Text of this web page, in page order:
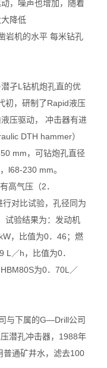
，噪声也增加，随着
降低
岩机的水平 每米钻孔
孑L钻机炮孔直的优
初，研制了Rapid液压
压驱动， 冲击器有进
DTH hammer）
mm，可钻炮孔直径
l68-230 mm。
高气压（2．
对比试验，孔径同为
试验结果为：发动机
，比值为0．46；燃
L／h，比值为0．
为0．70L／
与下属的G—Drill公司
潜孔冲击器，1988年
普通矿井水，滤去100